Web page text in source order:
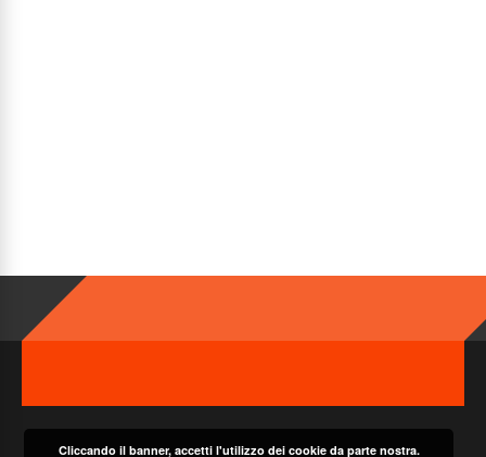
Cliccando il banner, accetti l'utilizzo dei cookie da parte nostra.